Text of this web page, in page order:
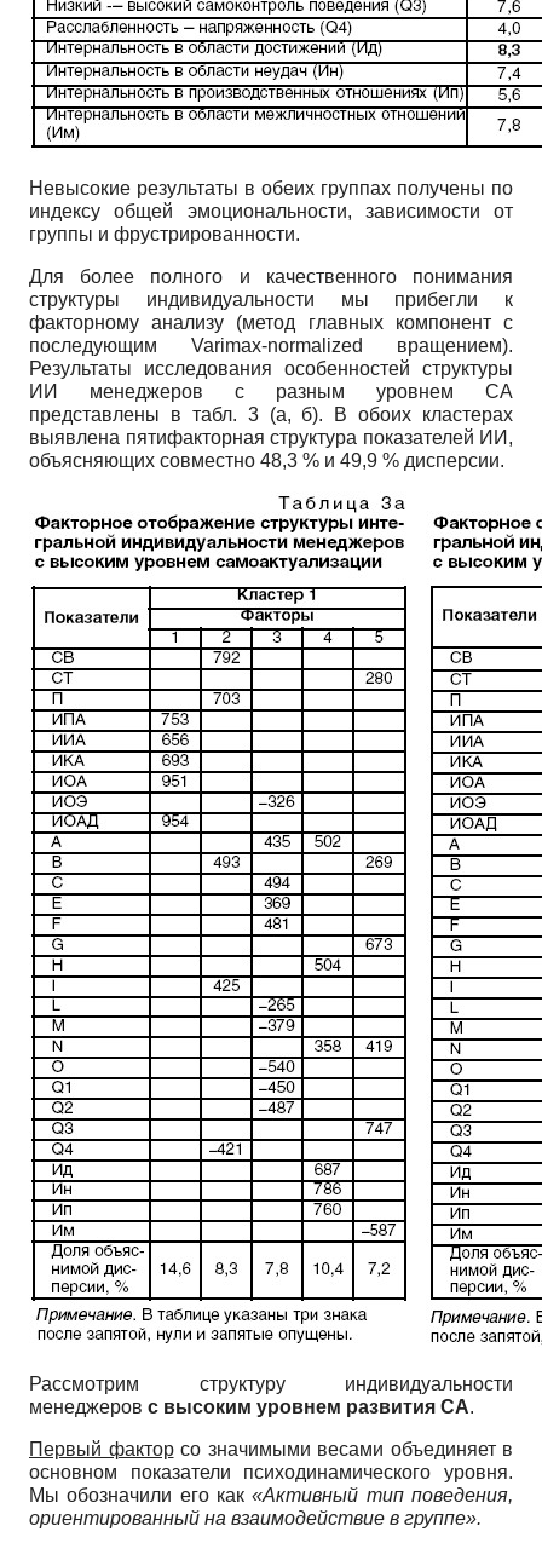
Невысокие результаты в обеих группах получены по
индексу общей эмоциональности, зависимости от
группы и фрустрированности.
Для более полного и качественного понимания
структуры индивидуальности мы прибегли к
факторному анализу (метод главных компонент с
последующим Varimax-normalized вращением).
Результаты исследования особенностей структуры
ИИ менеджеров с разным уровнем СА
представлены в табл. 3 (а, б). В обоих кластерах
выявлена пятифакторная структура показателей ИИ,
объясняющих совместно 48,3 % и 49,9 % дисперсии.
Рассмотрим структуру индивидуальности
менеджеров с высоким уровнем развития СА.
Первый факторсо значимыми весами объединяет в
основном показатели психодинамического уровня.
Мы обозначили его как«Активный тип поведения,
ориентированный на взаимодействие в группе».